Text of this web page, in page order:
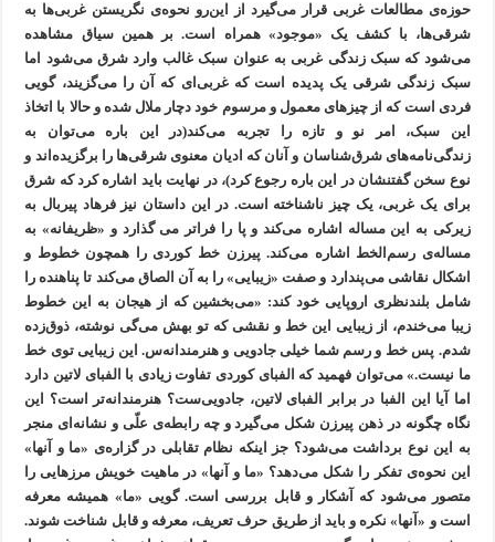
حوزه‌ی مطالعات غربی قرار می‌گیرد از این‌رو نحوه‌ی نگریستن غربی‌ها به
شرقی‌ها، با کشف یک «موجود» همراه است. بر همین سیاق مشاهده
می‌شود که سبک زندگی غربی به عنوان سبک غالب وارد شرق می‌شود اما
سبک زندگی شرقی یک پدیده است که غربی‌ای که آن را می‌گزیند، گویی
فردی است که از چیزهای معمول و مرسوم خود دچار ملال شده و حالا با اتخاذ
این سبک، امر نو و تازه را تجربه می‌کند(در این باره می‌توان به
زندگی‌نامه‌های شرق‌شناسان و آنان که ادیان معنوی شرقی‌ها را برگزیده‌اند و
نوع سخن گفتنشان در این باره رجوع کرد)، در نهایت باید اشاره کرد که شرق
برای یک غربی، یک چیز ناشناخته است. در این داستان نیز فرهاد پیربال به
زیرکی به این مساله اشاره می‌کند و پا را فراتر می گذارد و «ظریفانه» به
مساله‌ی رسم‌الخط اشاره می‌کند. پیرزن خط کوردی را همچون خطوط و
اشکال نقاشی می‌پندارد و صفت «زیبایی» را به آن الصاق می‌کند تا پناهنده را
شامل بلندنظری اروپایی خود کند: «می‌بخشین که از هیجان به این خطوط
زیبا می‌خندم، از زیبایی این خط و نقشی که تو بهش می‌گی نوشته، ذوق‌زده
شدم. پس خط و رسم شما خیلی جادویی و هنرمندانه‌س. این زیبایی توی خط
ما نیست.» می‌توان فهمید که الفبای کوردی تفاوت زیادی با الفبای لاتین دارد
اما آیا این الفبا در برابر الفبای لاتین، جادویی‌ست؟ هنرمندانه‌تر است؟ این
نگاه چگونه در ذهن پیرزن شکل می‌گیرد و چه رابطه‌ی علّی‌ و نشانه‌ای منجر
به این نوع برداشت می‌شود؟ جز اینکه نظام تقابلی در گزاره‌ی «ما و آنها»
این نحوه‌ی تفکر را شکل می‌دهد؟ «ما و آنها» در ماهیت خویش مرزهایی را
متصور می‌شود که آشکار و قابل بررسی است. گویی «ما» همیشه معرفه
است و «آنها» نکره و باید از طریق حرف تعریف، معرفه و قابل شناخت شوند.